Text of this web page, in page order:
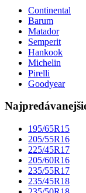
Continental
Barum
Matador
Semperit
Hankook
Michelin
Pirelli
Goodyear
195/65R15
205/55R16
225/45R17
205/60R16
235/55R17
235/45R18